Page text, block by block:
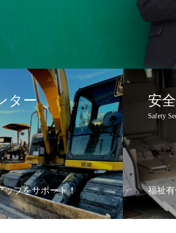
ター
ップをサポート！
安
Safety
福祉